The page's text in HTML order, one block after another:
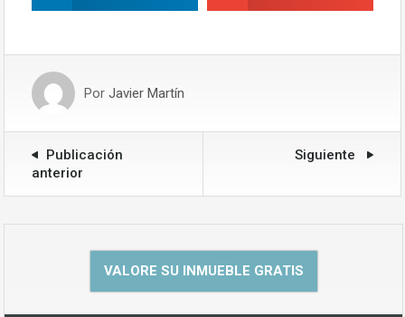
Por Javier Martín
Publicación
anterior
Siguiente
VALORE SU INMUEBLE GRATIS